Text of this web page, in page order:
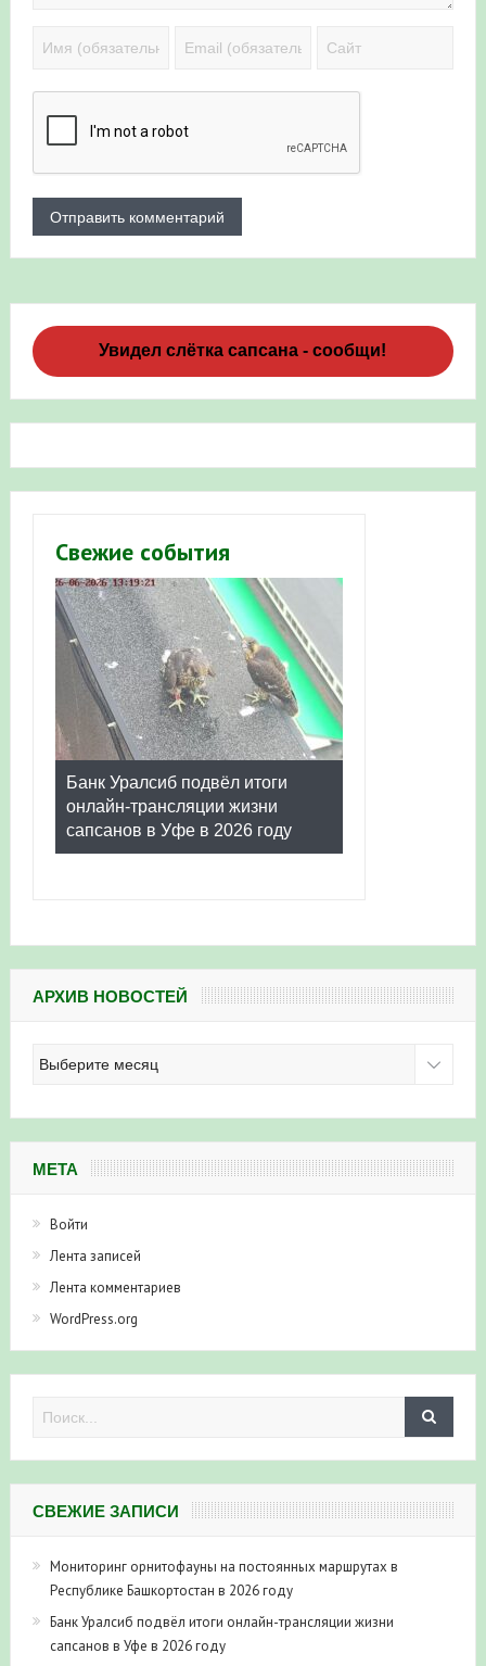
Увидел слётка сапсана - сообщи!
Свежие события
Банк Уралсиб подвёл итоги
онлайн-трансляции жизни
сапсанов в Уфе в 2026 году
АРХИВ НОВОСТЕЙ
новостей
МЕТА
Войти
Лента записей
Лента комментариев
WordPress.org
СВЕЖИЕ ЗАПИСИ
Мониторинг орнитофауны на постоянных маршрутах в
Республике Башкортостан в 2026 году
Банк Уралсиб подвёл итоги онлайн-трансляции жизни
сапсанов в Уфе в 2026 году